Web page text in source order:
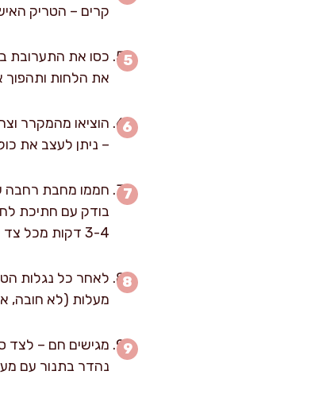
קרים – הטריק
את הלחות ותהפוך
– ניתן לעצב את
3-4 דקות מכל צד עד שהן מקבלות גוון עמוק וזהוב וקרום דקיק. הוציאו לספיגת שמן על נייר סופג.
מעלות (לא חובה,
מגישים חם – לצד
נהדר בתנור עם